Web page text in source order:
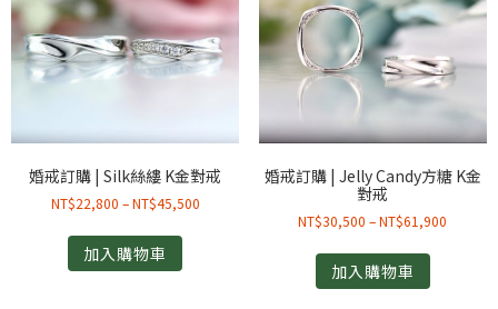
婚戒訂購 | Silk絲縷 K金對戒
NT$22,800 –NT$45,500
加入購物車
婚戒訂購 | Jelly Candy方糖 K金
對戒
NT$30,500 –NT$61,900
加入購物車